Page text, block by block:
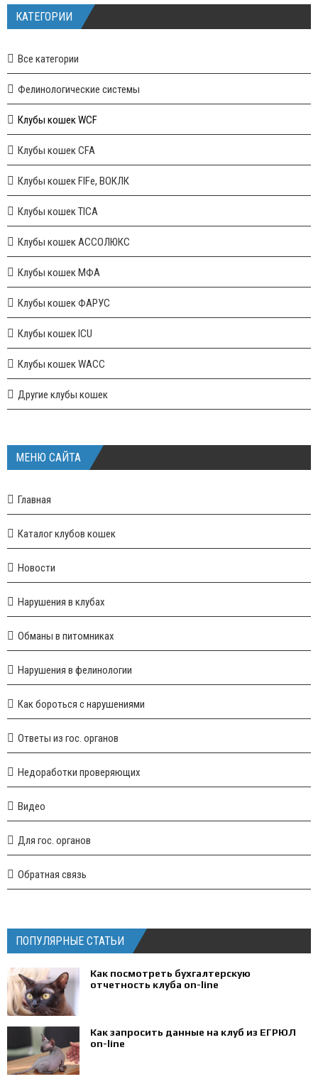
КАТЕГОРИИ
Все категории
Фелинологические системы
Клубы кошек WCF
Клубы кошек CFA
Клубы кошек FIFe, ВОКЛК
Клубы кошек TICA
Клубы кошек АССОЛЮКС
Клубы кошек МФА
Клубы кошек ФАРУС
Клубы кошек ICU
Клубы кошек WACC
Другие клубы кошек
МЕНЮ САЙТА
Главная
Каталог клубов кошек
Новости
Нарушения в клубах
Обманы в питомниках
Нарушения в фелинологии
Как бороться с нарушениями
Ответы из гос. органов
Недоработки проверяющих
Видео
Для гос. органов
Обратная связь
ПОПУЛЯРНЫЕ СТАТЬИ
Как посмотреть бухгалтерскую
отчетность клуба on-line
Как запросить данные на клуб из ЕГРЮЛ
on-line